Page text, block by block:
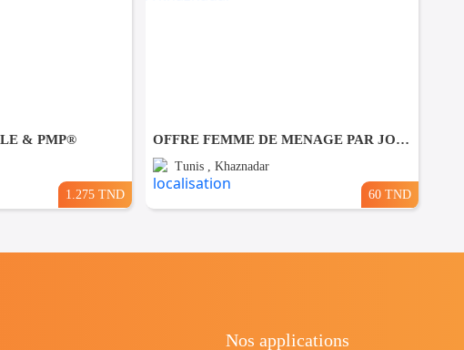
& PMP®
1.275 TND
OFFRE FEMME DE MENAGE PAR JOUR A khaznadar
Tunis , Khaznadar
60 TND
Nos applications